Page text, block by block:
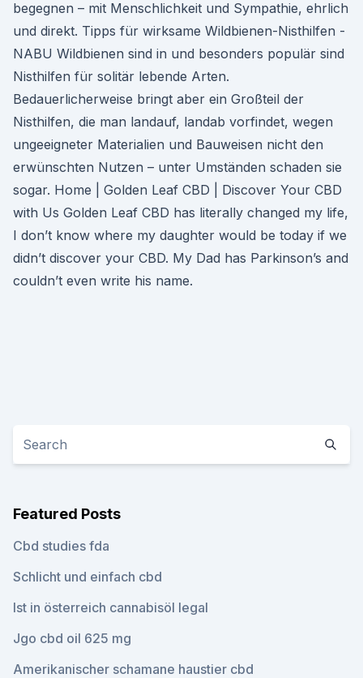
begegnen – mit Menschlichkeit und Sympathie, ehrlich
und direkt. Tipps für wirksame Wildbienen-Nisthilfen -
NABU Wildbienen sind in und besonders populär sind
Nisthilfen für solitär lebende Arten.
Bedauerlicherweise bringt aber ein Großteil der
Nisthilfen, die man landauf, landab vorfindet, wegen
ungeeigneter Materialien und Bauweisen nicht den
erwünschten Nutzen – unter Umständen schaden sie
sogar. Home | Golden Leaf CBD | Discover Your CBD
with Us Golden Leaf CBD has literally changed my life,
I don’t know where my daughter would be today if we
didn’t discover your CBD. My Dad has Parkinson’s and
couldn’t even write his name.
Featured Posts
Cbd studies fda
Schlicht und einfach cbd
Ist in österreich cannabisöl legal
Jgo cbd oil 625 mg
Amerikanischer schamane haustier cbd